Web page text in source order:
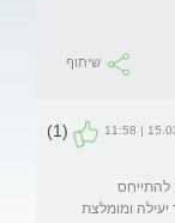
שיתוף
(1)
ומומלצת